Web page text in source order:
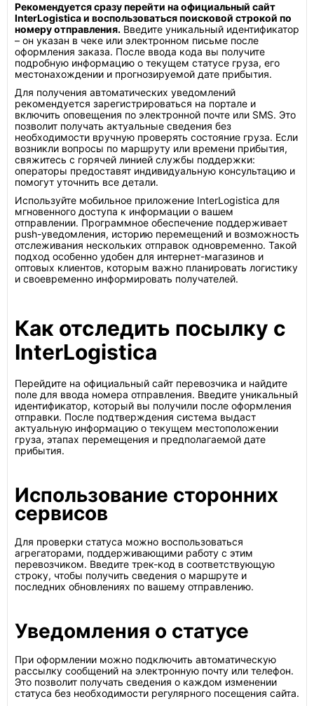
Рекомендуется сразу перейти на официальный сайт
InterLogistica и воспользоваться поисковой строкой по
номеру отправления. Введите уникальный идентификатор
– он указан в чеке или электронном письме после
оформления заказа. После ввода кода вы получите
подробную информацию о текущем статусе груза, его
местонахождении и прогнозируемой дате прибытия.
Для получения автоматических уведомлений
рекомендуется зарегистрироваться на портале и
включить оповещения по электронной почте или SMS. Это
позволит получать актуальные сведения без
необходимости вручную проверять состояние груза. Если
возникли вопросы по маршруту или времени прибытия,
свяжитесь с горячей линией службы поддержки:
операторы предоставят индивидуальную консультацию и
помогут уточнить все детали.
Используйте мобильное приложение InterLogistica для
мгновенного доступа к информации о вашем
отправлении. Программное обеспечение поддерживает
push-уведомления, историю перемещений и возможность
отслеживания нескольких отправок одновременно. Такой
подход особенно удобен для интернет-магазинов и
оптовых клиентов, которым важно планировать логистику
и своевременно информировать получателей.
Как отследить посылку с
InterLogistica
Перейдите на официальный сайт перевозчика и найдите
поле для ввода номера отправления. Введите уникальный
идентификатор, который вы получили после оформления
отправки. После подтверждения система выдаст
актуальную информацию о текущем местоположении
груза, этапах перемещения и предполагаемой дате
прибытия.
Использование сторонних
сервисов
Для проверки статуса можно воспользоваться
агрегаторами, поддерживающими работу с этим
перевозчиком. Введите трек-код в соответствующую
строку, чтобы получить сведения о маршруте и
последних обновлениях по вашему отправлению.
Уведомления о статусе
При оформлении можно подключить автоматическую
рассылку сообщений на электронную почту или телефон.
Это позволит получать сведения о каждом изменении
статуса без необходимости регулярного посещения сайта.